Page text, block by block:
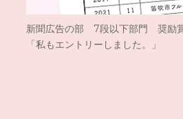
新聞広告の部 7段以下部門 奨励
「私もエントリーしました。」